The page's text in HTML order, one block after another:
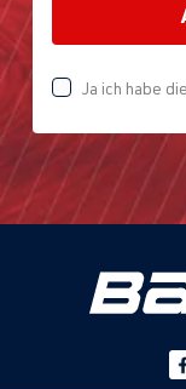
Ja ich habe die